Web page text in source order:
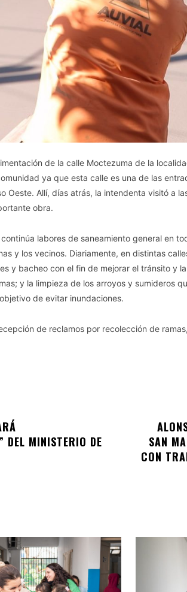
de la calle Moctezuma de la
ya que esta calle es una de las
Oeste. Allí, días atrás, la intendenta visitó a
obra.
labores de saneamiento general en
y los vecinos. Diariamente, en distintas
y bacheo con el fin de mejorar el tránsito y
y la limpieza de los arroyos y sumideros
de evitar inundaciones.
de reclamos por recolección de
DEL MINISTERIO DE
SAN
CON